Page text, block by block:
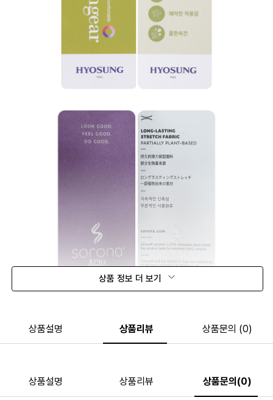
상품 정보 더 보기
상품설명 상품리뷰 상품문의 (0)
상품설명 상품리뷰 상품문의(0)